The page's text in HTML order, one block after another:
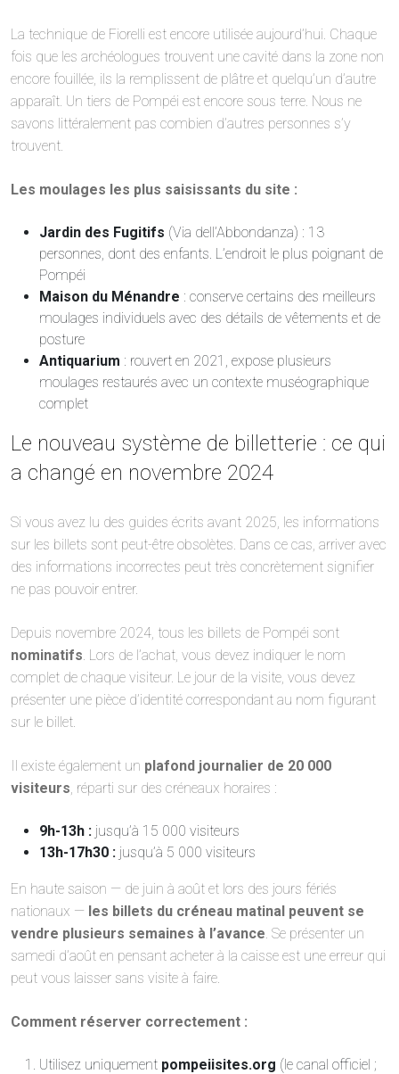
La technique de Fiorelli est encore utilisée aujourd’hui. Chaque
fois que les archéologues trouvent une cavité dans la zone non
encore fouillée, ils la remplissent de plâtre et quelqu’un d’autre
apparaît. Un tiers de Pompéi est encore sous terre. Nous ne
savons littéralement pas combien d’autres personnes s’y
trouvent.
Les moulages les plus saisissants du site :
Jardin des Fugitifs (Via dell’Abbondanza) : 13
personnes, dont des enfants. L’endroit le plus poignant de
Pompéi
Maison du Ménandre : conserve certains des meilleurs
moulages individuels avec des détails de vêtements et de
posture
Antiquarium : rouvert en 2021, expose plusieurs
moulages restaurés avec un contexte muséographique
complet
Le nouveau système de billetterie : ce qui
a changé en novembre 2024
Si vous avez lu des guides écrits avant 2025, les informations
sur les billets sont peut-être obsolètes. Dans ce cas, arriver avec
des informations incorrectes peut très concrètement signifier
ne pas pouvoir entrer.
Depuis novembre 2024, tous les billets de Pompéi sont
nominatifs . Lors de l’achat, vous devez indiquer le nom
complet de chaque visiteur. Le jour de la visite, vous devez
présenter une pièce d’identité correspondant au nom figurant
sur le billet.
Il existe également un plafond journalier de 20 000
visiteurs , réparti sur des créneaux horaires :
9h-13h : jusqu’à 15 000 visiteurs
13h-17h30 : jusqu’à 5 000 visiteurs
En haute saison — de juin à août et lors des jours fériés
nationaux — les billets du créneau matinal peuvent se
vendre plusieurs semaines à l’avance . Se présenter un
samedi d’août en pensant acheter à la caisse est une erreur qui
peut vous laisser sans visite à faire.
Comment réserver correctement :
Utilisez uniquement pompeiisites.org (le canal officiel ;